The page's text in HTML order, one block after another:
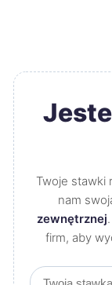
Twoje stawki
nam
zewnętrznej
firm, aby